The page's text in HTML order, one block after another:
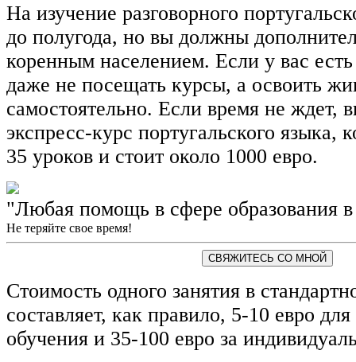
На изучение разговорного
до полугода, но вы должны
коренным населением. Если у вас
даже не посещать курсы, а освоить
самостоятельно. Если время не ждет,
экспресс-курс португальского языка,
35 уроков и стоит около 1000 евро.
"Любая помощь в сфере образования
Не теряйте свое время!
СВЯЖИТЕСЬ СО МНОЙ
Стоимость одного занятия в
составляет, как правило, 5-10 евро
обучения и 35-100 евро за